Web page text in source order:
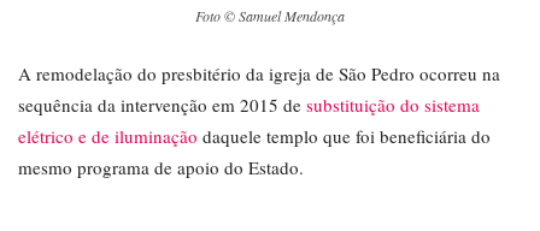
Foto © Samuel Mendonça
A remodelação do presbitério da igreja de São Pedro ocorreu na
sequência da intervenção em 2015 de substituição do sistema
elétrico e de iluminação daquele templo que foi beneficiária do
mesmo programa de apoio do Estado.